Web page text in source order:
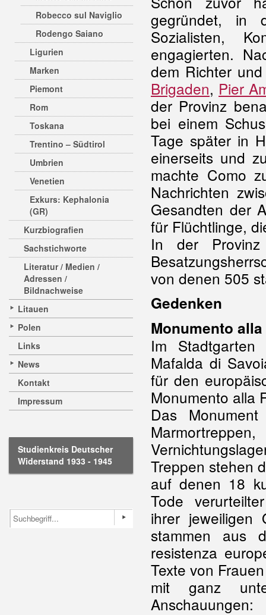
Robecco sul Naviglio
Rodengo Saiano
Ligurien
Marken
Piemont
Rom
Toskana
Trentino – Südtirol
Umbrien
Venetien
Exkurs: Kephalonia
(GR)
Kurzbiografien
Sachstichworte
Literatur / Medien /
Adressen /
Bildnachweise
Litauen
Polen
Links
News
Kontakt
Impressum
Studienkreis Deutscher
Widerstand 1933 - 1945
gegründet, in
Sozialisten,
engagierten.
dem Richter
Brigaden, Pier
der Provinz
bei einem
Tage später in
einerseits und
machte Como
Nachrichten
Gesandten der
für Flüchtlinge,
In der
von denen 505
Gedenken
Monumento
Im
Mafalda di
für den
Monumento alla
Das
Treppen stehen
auf denen 18
Tode
ihrer jeweiligen
stammen aus
resistenza
Texte von
mit ganz
Anschauungen: